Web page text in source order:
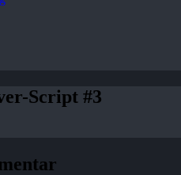
Script #3